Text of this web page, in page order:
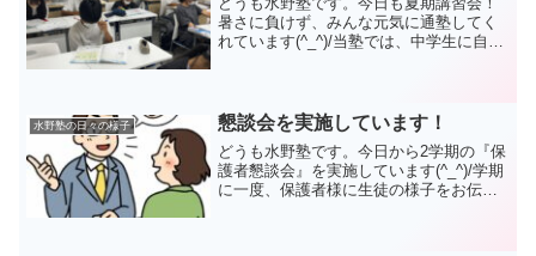
暑さに負けず、みんな元気に通塾してく
れています(^_^)/当塾では、中学生に自学
なります。...
水野塾の日々の様子 懇談会を実施しています！
どうも水野塾です。今日から2学期の『保
護者懇談会』を実施しています(^_^)/学期
に一度、保護者様に生徒の様子をお伝え